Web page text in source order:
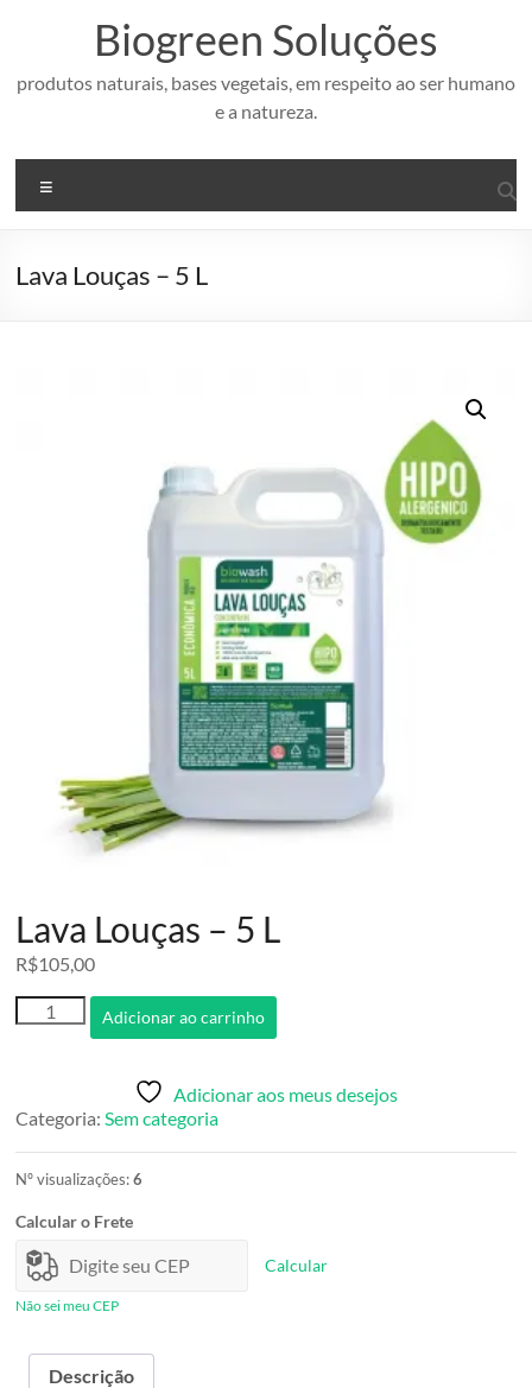
conteúdo
Biogreen Soluções
produtos naturais, bases vegetais, em respeito ao ser humano
e a natureza.
Lava Louças – 5 L
Lava Louças – 5 L
R$105,00
Lava
Louças
quantidade
Adicionar ao carrinho
Adicionar aos meus desejos
Categoria:Sem categoria
Nº visualizações:6
Calcular o Frete
Calcular
Não sei meu CEP
Descrição